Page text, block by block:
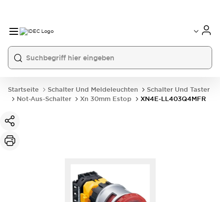
Startseite Schalter Und Meldeleuchten
Schalter Und Taster
Not-Aus-Schalter
Xn 30mm Estop XN4E-LL403Q4MFR